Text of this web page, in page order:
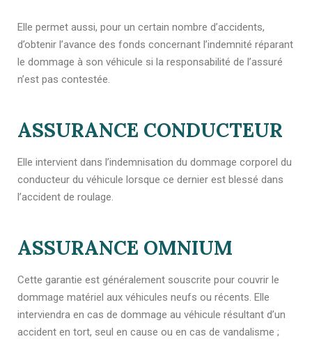
Elle permet aussi, pour un certain nombre d’accidents,
d’obtenir l’avance des fonds concernant l’indemnité réparant
le dommage à son véhicule si la responsabilité de l’assuré
n’est pas contestée.
ASSURANCE CONDUCTEUR
Elle intervient dans l’indemnisation du dommage corporel du
conducteur du véhicule lorsque ce dernier est blessé dans
l’accident de roulage.
ASSURANCE OMNIUM
Cette garantie est généralement souscrite pour couvrir le
dommage matériel aux véhicules neufs ou récents. Elle
interviendra en cas de dommage au véhicule résultant d’un
accident en tort, seul en cause ou en cas de vandalisme ;